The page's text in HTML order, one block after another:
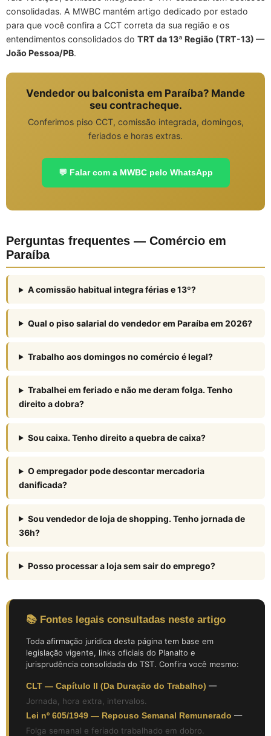
consolidadas. A MWBC mantém artigo dedicado por estado
para que você confira a CCT correta da sua região e os
entendimentos consolidados do TRT da 13ª Região (TRT-13) —
João Pessoa/PB.
Vendedor ou balconista em Paraíba? Mande
seu contracheque.
Conferimos piso CCT, comissão integrada, domingos,
feriados e horas extras.
💬 Falar com a MWBC pelo WhatsApp
Perguntas frequentes — Comércio em
Paraíba
A comissão habitual integra férias e 13º?
Qual o piso salarial do vendedor em Paraíba em 2026?
Trabalho aos domingos no comércio é legal?
Trabalhei em feriado e não me deram folga. Tenho
direito a dobra?
Sou caixa. Tenho direito a quebra de caixa?
O empregador pode descontar mercadoria
danificada?
Sou vendedor de loja de shopping. Tenho jornada de
36h?
Posso processar a loja sem sair do emprego?
📚 Fontes legais consultadas neste artigo
Toda afirmação jurídica desta página tem base em
legislação vigente, links oficiais do Planalto e
jurisprudência consolidada do TST. Confira você mesmo:
CLT — Capítulo II (Da Duração do Trabalho) —
Jornada, hora extra, intervalos.
Lei nº 605/1949 — Repouso Semanal Remunerado —
Folga semanal e feriado trabalhado em dobro.